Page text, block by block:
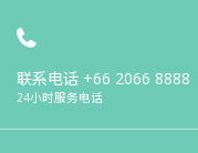
联系电话 +66 2066 8888
24小时服务电话